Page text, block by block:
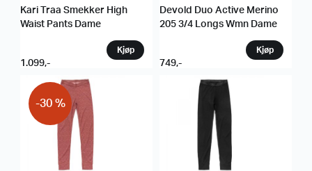
Kari Traa Smekker High
Waist Pants Dame
1.099,-
Devold Duo Active Merino
205 3/4 Longs Wmn Dame
749,-
-30 %